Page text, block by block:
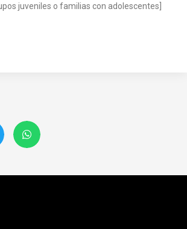
juveniles o familias con adolescentes]